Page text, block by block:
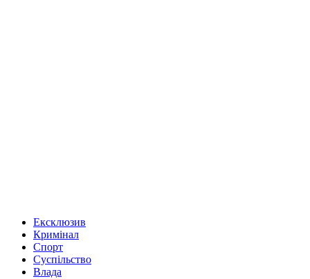
Ексклюзив
Кримінал
Спорт
Суспільство
Влада